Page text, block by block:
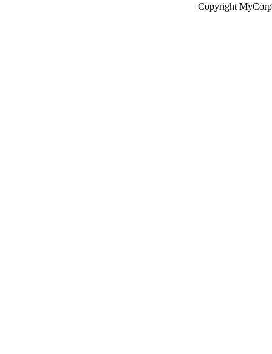
Copyright